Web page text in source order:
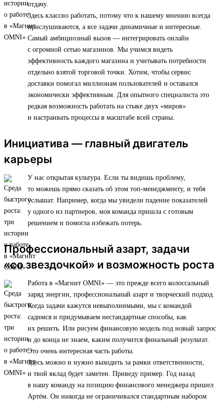
отдачу.
Здесь классно работать, потому что к нашему мнению всегда
прислушиваются, а все задачи динамичные и интересные.
Самый амбициозный вызов — интегрировать онлайн
с огромной сетью магазинов. Мы учимся видеть
эффективность каждого магазина и учитывать потребности
отдельно взятой торговой точки. Хотим, чтобы сервис
доставки помогал миллионам пользователей и оставался
экономически эффективным. Для опытного специалиста это
редкая возможность работать на стыке двух «миров»
и настраивать процессы в масштабе всей страны.
Инициатива — главный двигатель
карьеры
У нас открытая культура. Если ты видишь проблему,
то можешь прямо сказать об этом топ-менеджменту, и тебя
услышат. Например, когда мы увидели падение показателей
у одного из партнеров, моя команда пришла с готовым
решением и помогла избежать потерь.
Профессиональный азарт, задачи
«со звездочкой» и возможность роста
Работа в «Магнит OMNI» — это прежде всего колоссальный
заряд энергии, профессиональный азарт и творческий подход.
Когда задачи кажутся невыполнимыми, мы с командой
садимся и придумываем нестандартные способы, как
их решить. Или рисуем финансовую модель под новый запрос
и до конца не знаем, каким получится финальный результат.
Это очень интересная часть работы.
Здесь можно и нужно выходить за рамки ответственности,
и твой вклад будет заметен. Приведу пример. Год назад
в нашу команду на позицию финансового менеджера пришел
Артём. Он никогда не ограничивался стандартным набором